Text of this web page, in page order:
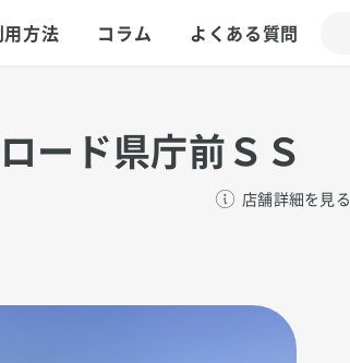
用方法 コラム よくある質問
ード県庁前ＳＳ
店舗詳細を見る